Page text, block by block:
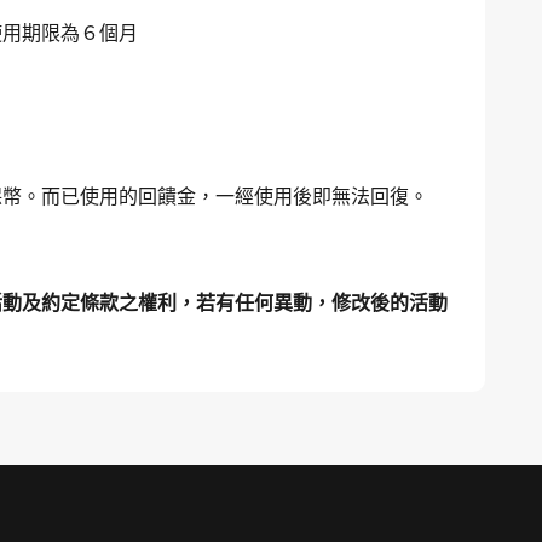
期限為６個月
。而已使用的回饋金，一經使用後即無法回復。
及約定條款之權利，若有任何異動，修改後的活動